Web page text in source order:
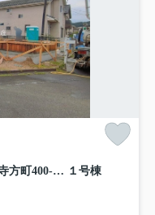
『八王子市新築戸建て』八王子市西寺方町400-47【仲介手数料無料】 ２期 １号棟